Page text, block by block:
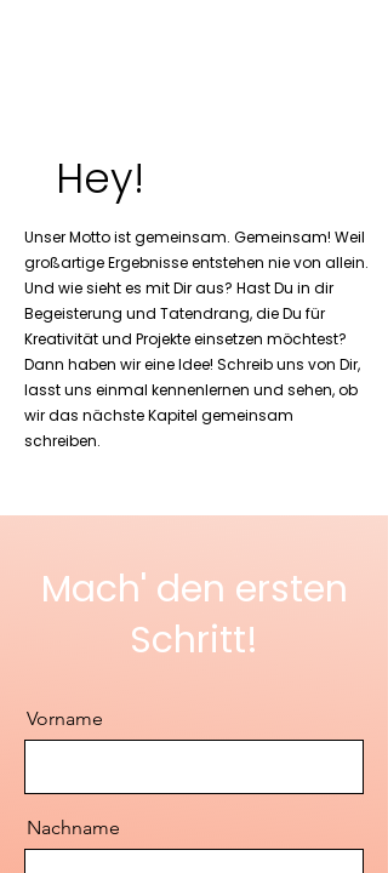
Hey!
Unser Motto ist gemeinsam. Gemeinsam! Weil
großartige Ergebnisse entstehen nie von allein.
Und wie sieht es mit Dir aus? Hast Du in dir
Begeisterung und Tatendrang, die Du für
Kreativität und Projekte einsetzen möchtest?
Dann haben wir eine Idee! Schreib uns von Dir,
lasst uns einmal kennenlernen und sehen, ob
wir das nächste Kapitel gemeinsam
schreiben.
Mach' den ersten
Schritt!
Vorname
Nachname